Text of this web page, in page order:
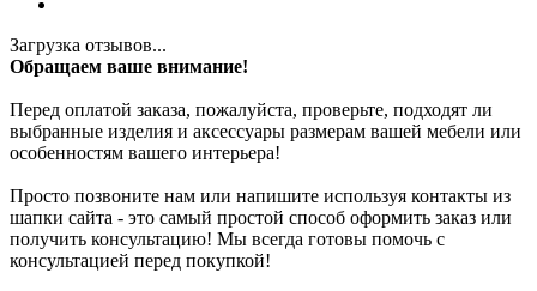
Загрузка отзывов...
Обращаем ваше внимание!
Перед оплатой заказа, пожалуйста, проверьте, подходят ли
выбранные изделия и аксессуары размерам вашей мебели или
особенностям вашего интерьера!
Просто позвоните нам или напишите используя контакты из
шапки сайта - это самый простой способ оформить заказ или
получить консультацию! Мы всегда готовы помочь с
консультацией перед покупкой!